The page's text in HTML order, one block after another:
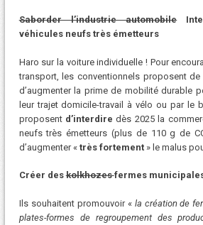
Saborder l’industrie automobile
véhicules neufs très émetteurs
Haro sur la voiture individuelle ! Pour
transport, les conventionnels proposent de
d’augmenter la prime de mobilité durable
leur trajet domicile-travail à vélo ou par le
proposent d’interdire dès 2025 la
neufs très émetteurs (plus de 110 g de
d’augmenter « très fortement» le malus
Créer deskolkhozesfermes
Ils souhaitent promouvoir « la création de
plates-formes de regroupement des